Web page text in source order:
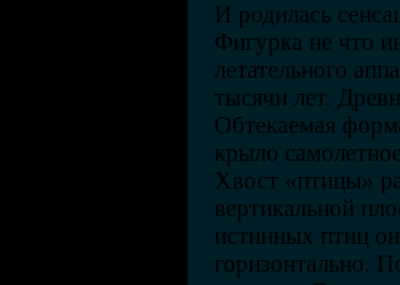
И родилась
Фигурка не что
летательного
тысячи лет.
Обтекаемая
крыло
Хвост «птицы»
вертикальной
истинных птиц
горизонтально.